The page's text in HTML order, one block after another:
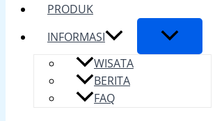
PRODUK
INFORMASI
WISATA
BERITA
FAQ